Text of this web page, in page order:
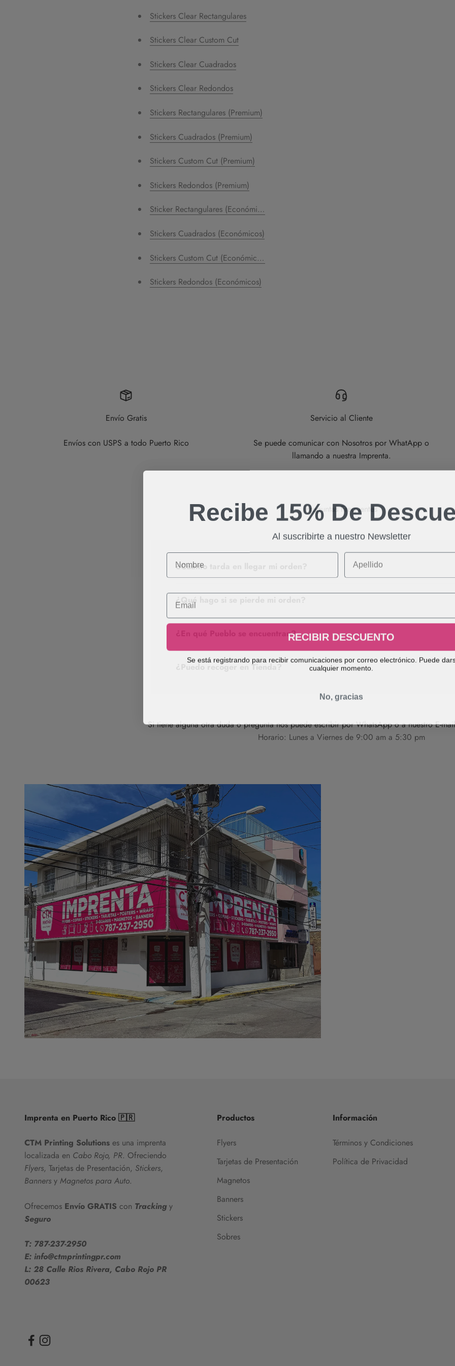
Stickers Clear Rectangulares
Stickers Clear Custom Cut
Stickers Clear Cuadrados
Stickers Clear Redondos
Stickers Rectangulares (Premium)
Stickers Cuadrados (Premium)
Stickers Custom Cut (Premium)
Stickers Redondos (Premium)
Sticker Rectangulares (Económicos)
Stickers Cuadrados (Económicos)
Stickers Custom Cut (Económicos)
Stickers Redondos (Económicos)
Envío Gratis
Envíos con USPS a todo Puerto Rico
Servicio al Cliente
Se puede comunicar con Nosotros por WhatApp o
llamando a nuestra Imprenta.
Preguntas Frequentes
¿Cuánto tarda en llegar mi orden?
¿Qué hago si se pierde mi orden?
¿En qué Pueblo se encuentran?
¿Puedo recoger en Tienda?
Si tiene alguna otra duda o pregunta nos puede escribir por WhatsApp o a nuestro E-
Horario: Lunes a Viernes de 9:00 am a 5:30 pm
Imprenta en Puerto Rico 🇵🇷
CTM Printing Solutions es una imprenta
localizada en Cabo Rojo, PR. Ofreciendo
Flyers, Tarjetas de Presentación, Stickers,
Banners y Magnetos para Auto.
Ofrecemos Envío GRATIS con Tracking y
Seguro
T: 787-237-2950
E: info@ctmprintingpr.com
L: 28 Calle Rios Rivera, Cabo Rojo PR
00623
Productos
Flyers
Tarjetas de Presentación
Magnetos
Banners
Stickers
Sobres
Información
Términos y Condiciones
Política de Privacidad
Recibe 15% De
Al suscribirte a nuestro Newsletter
Nombre Apellido
Email
RECIBIR DESCUENTO
Se está registrando para recibir comunicaciones por correo electrónico. Puede
cualquier momento.
No, gracias